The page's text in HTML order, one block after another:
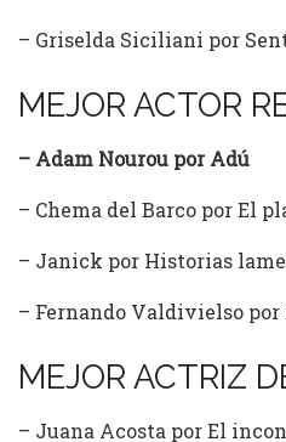
– Griselda Siciliani por
MEJOR ACTOR
– Adam Nourou por Adú
– Chema del Barco por El
– Janick por Historias
– Fernando Valdivielso por
MEJOR ACTRIZ
– Juana Acosta por El